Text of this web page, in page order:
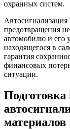
охранных систем.
предотвращения
автомобилю и его
находящегося в
гарантия
финансовых
ситуации.
материалов